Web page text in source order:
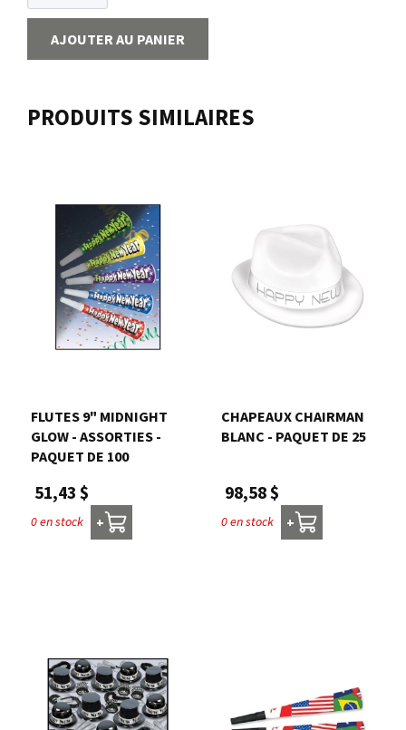
AJOUTER AU PANIER
PRODUITS SIMILAIRES
FLUTES 9" MIDNIGHT
GLOW - ASSORTIES -
PAQUET DE 100
51,43 $
0 en stock +
CHAPEAUX CHAIRMAN
BLANC - PAQUET DE 25
98,58 $
0 en stock +